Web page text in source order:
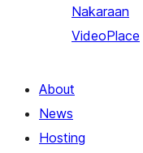
Nakaraan
VideoPlace
About
News
Hosting